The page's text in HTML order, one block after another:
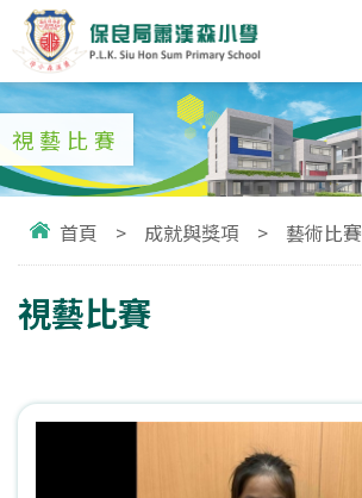
視藝比賽
首頁 > 成就與獎項 > 藝術比賽
視藝比賽